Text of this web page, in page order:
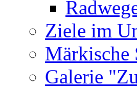
Ziele im
Märkische
Galerie